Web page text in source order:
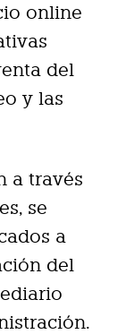
online
del
y las
a través
se
a
del